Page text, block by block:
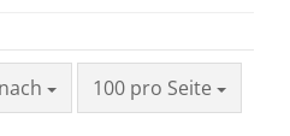
100 pro Seite